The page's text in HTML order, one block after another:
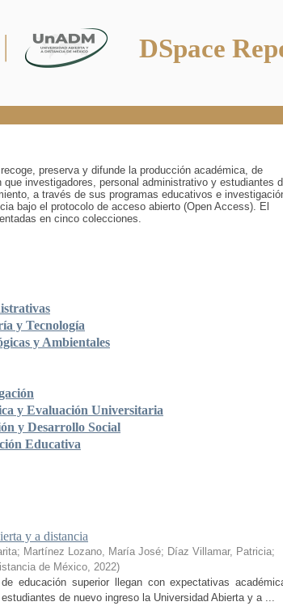
DSpace
preserva y difunde la producción académica, de
investigadores, personal administrativo y estudiantes
a través de sus programas educativos e
bajo el protocolo de acceso abierto (Open Access). El
en cinco colecciones.
y Tecnología
y Ambientales
y Evaluación Universitaria
y Desarrollo Social
Educativa
y a distancia
; Martínez Lozano, María José; Díaz Villamar, Patricia;
de México, 2022)
educación superior llegan con expectativas
de nuevo ingreso la Universidad Abierta y a ...